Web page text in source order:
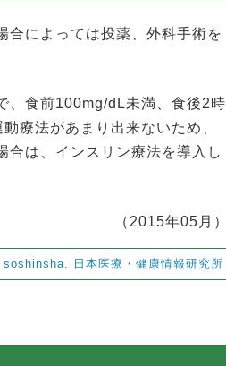
によっては投薬、外科手術を
、食前100mg/dL未満、食後2時
療法があまり出来ないため、
合は、インスリン療法を導入し
（2015年05月）
soshinsha. 日本医療・健康情報研究所